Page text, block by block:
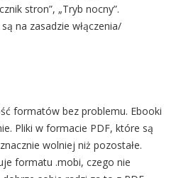
stron”, „Tryb nocny”.
na zasadzie włączenia/
formatów bez problemu. Ebooki
Pliki w formacie PDF, które są
wolniej niż pozostałe.
formatu .mobi, czego nie